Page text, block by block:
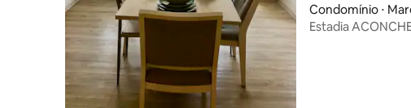
Condomínio ⋅
Estadia